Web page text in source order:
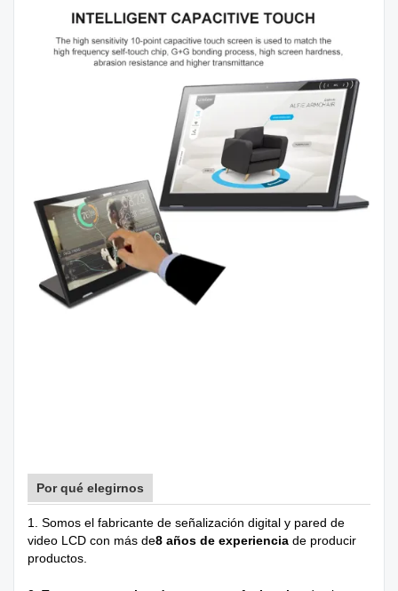
Por qué elegirnos
1. Somos el fabricante de señalización digital y pared de
video LCD con más de8 años de experiencia de producir
productos.